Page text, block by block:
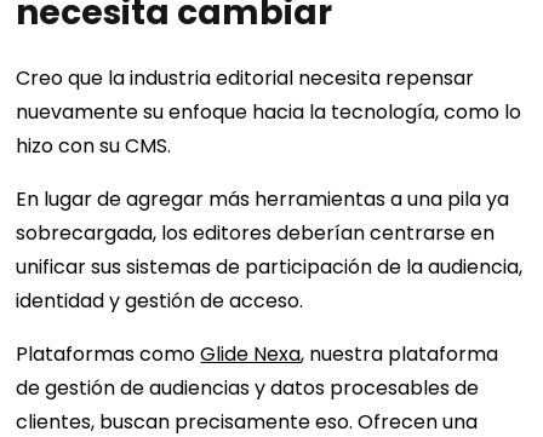
necesita cambiar
Creo que la industria editorial necesita repensar
nuevamente su enfoque hacia la tecnología, como lo
hizo con su CMS.
En lugar de agregar más herramientas a una pila ya
sobrecargada, los editores deberían centrarse en
unificar sus sistemas de participación de la audiencia,
identidad y gestión de acceso.
Plataformas comoGlide Nexa, nuestra plataforma
de gestión de audiencias y datos procesables de
clientes, buscan precisamente eso. Ofrecen una